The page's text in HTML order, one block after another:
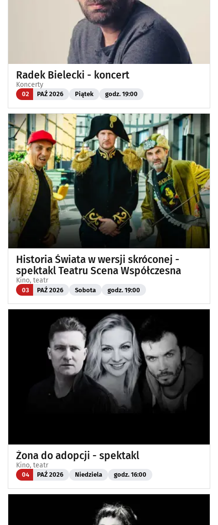
Radek Bielecki - koncert
Koncerty
02 PAŹ 2026 Piątek godz. 19:00
Historia Świata w wersji skróconej -
spektakl Teatru Scena Współczesna
Kino, teatr
03 PAŹ 2026 Sobota godz. 19:00
Żona do adopcji - spektakl
Kino, teatr
04 PAŹ 2026 Niedziela godz. 16:00